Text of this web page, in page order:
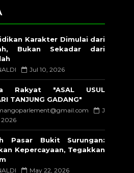
Karakter Dimulai dari
Bukan Sekadar dari
Jul 10, 2026
Rakyat "ASAL USUL
TANJUNG GADANG"
J
Pasar Bukit Surungan:
Kepercayaan, Tegakkan
May 22, 2026